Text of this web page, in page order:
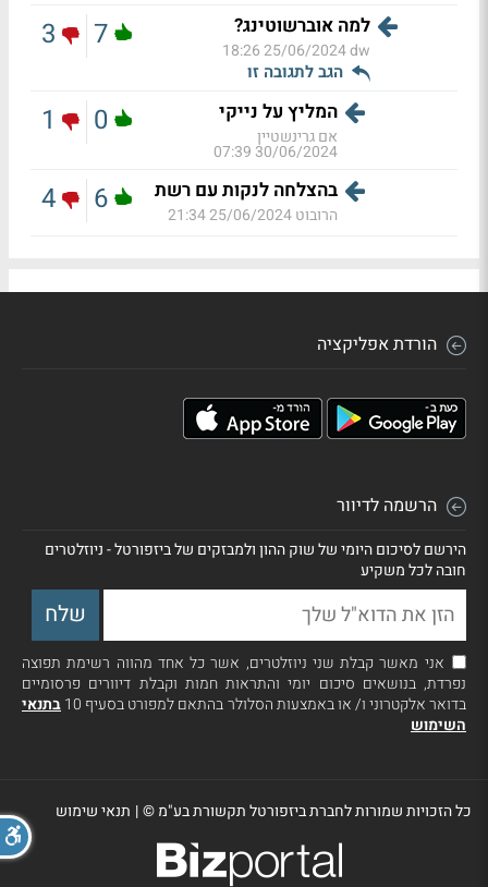
למה אוברשוטינג?
dw
25/06/2024 18:26
הגב לתגובה זו
7
3
המליץ על נייקי
אם גרינשטיין
30/06/2024 07:39
0
1
בהצלחה לנקות עם רשת
הרובוט25/06/2024 21:34
6
4
הורדת אפליקציה
הרשמה לדיוור
הירשם לסיכום היומי של שוק ההון ולמבזקים של ביזפורטל - ניוזלטרים
חובה לכל משקיע
אני מאשר קבלת שני ניוזלטרים, אשר כל אחד מהווה רשימת תפוצה
נפרדת, בנושאים סיכום יומי והתראות חמות וקבלת דיוורים פרסומיים
בדואר אלקטרוני ו/ או באמצעות הסלולר בהתאם למפורט בסעיף 10
בתנאי
השימוש
כל הזכויות שמורות לחברת ביזפורטל תקשורת בע"מ ©| תנאי שימוש